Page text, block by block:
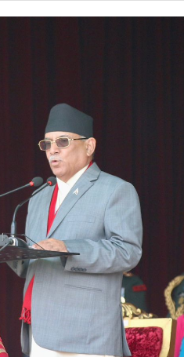
काठमाडौँसहित केही स्थानमा
हितेन्द्रदेव शाक्यलाई पद
ब्रेक
राममाया
आइएनएनएफद्वारा सम्मान
गणेश पण्डितको कवितासङ्ग्रह
घिमिरे निर्वाचित
कविता –
काउन्सिल सुक्ष्म अध्ययनमा
बालबालिकाको शिक्षामा खर्च हुने